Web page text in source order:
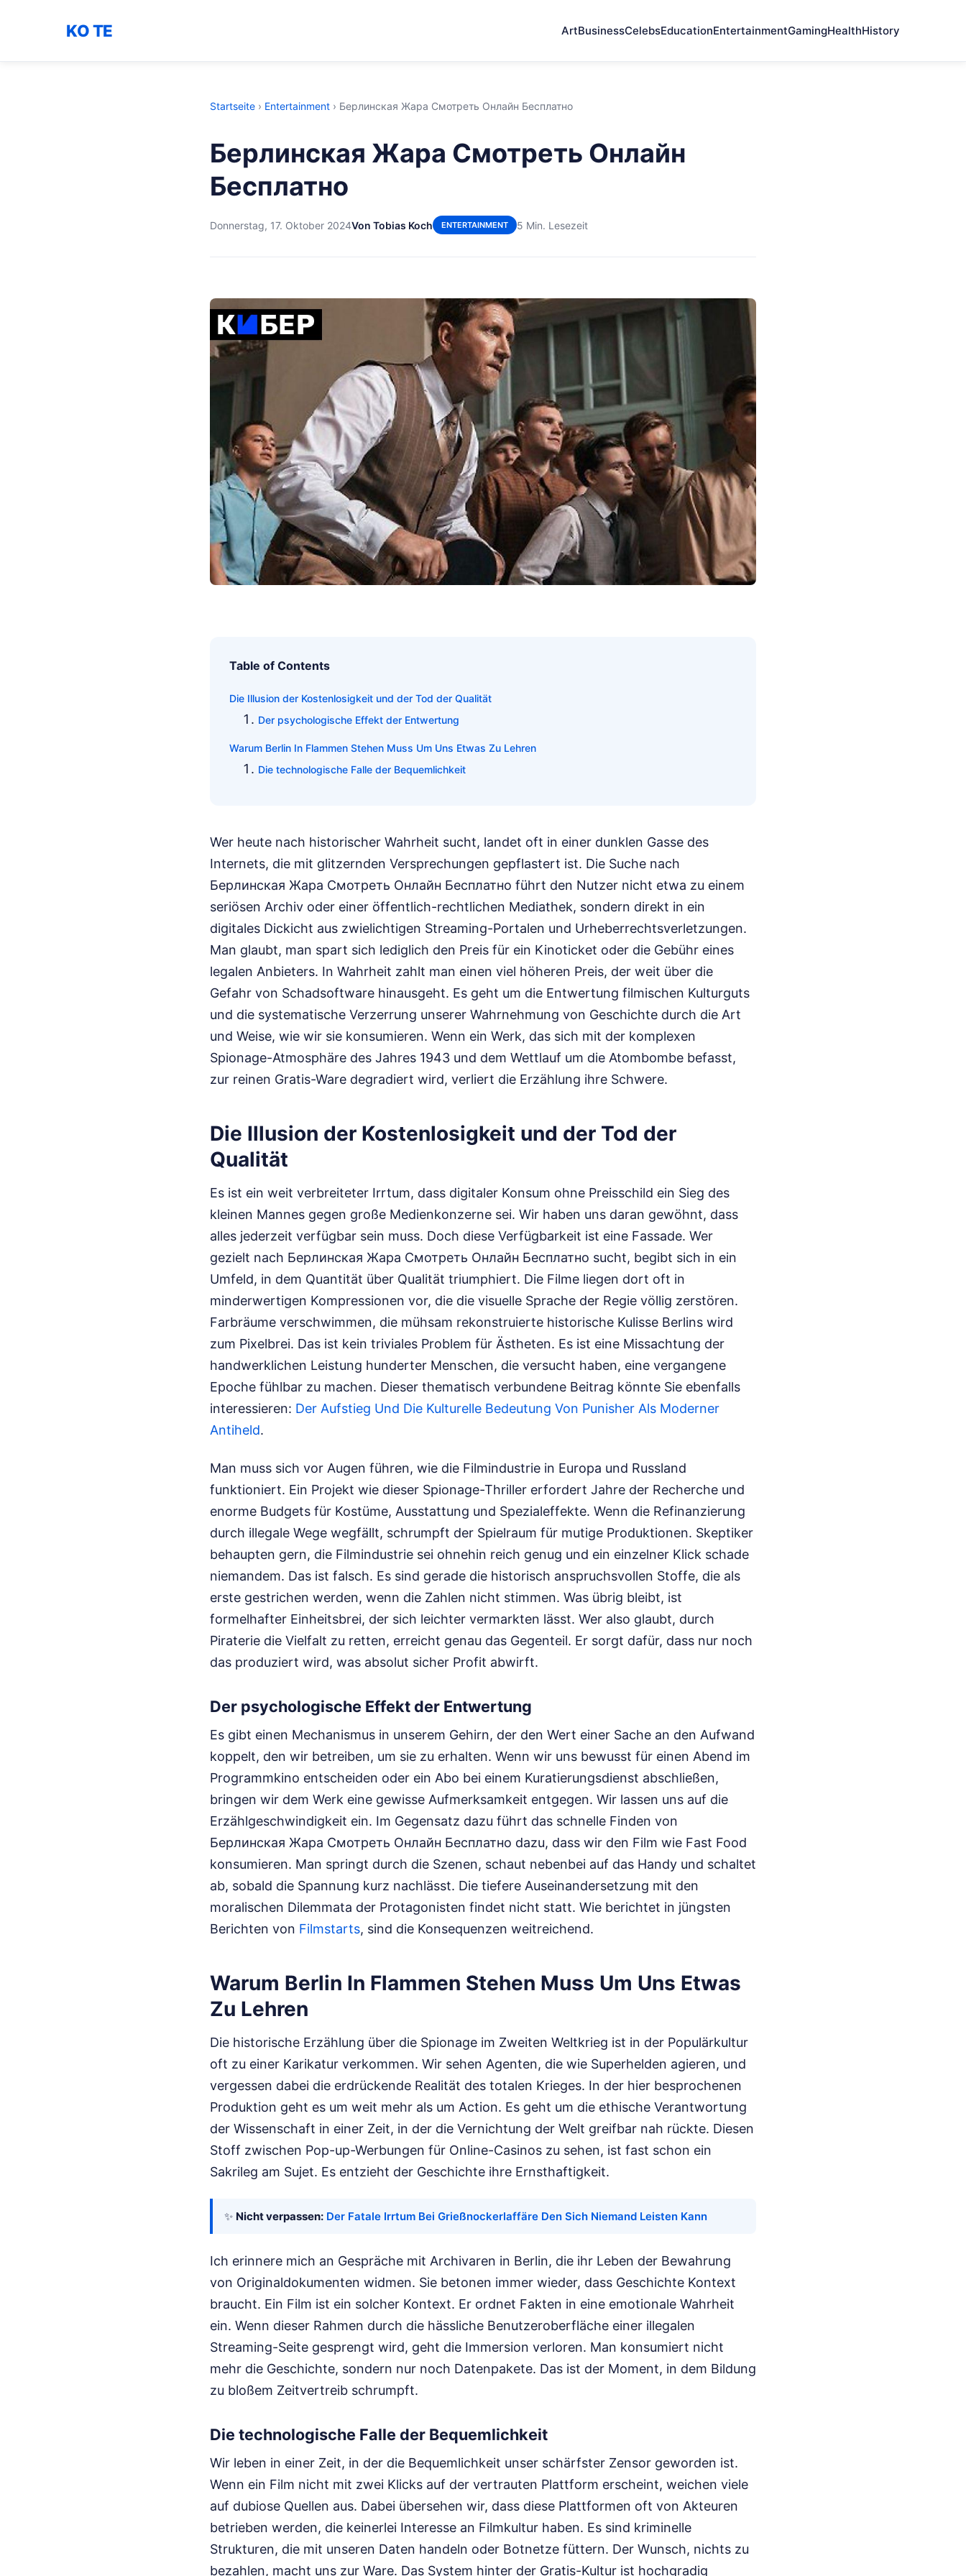
KO TE ArtBusinessCelebsEducationEntertainmentGamingHealthHistory
Startseite › Entertainment › Берлинская Жара Смотреть Онлайн Бесплатно
Берлинская Жара Смотреть Онлайн
Бесплатно
Donnerstag, 17. Oktober 2024Von Tobias Koch ENTERTAINMENT 5 Min. Lesezeit
Table of Contents
Die Illusion der Kostenlosigkeit und der Tod der Qualität
Der psychologische Effekt der Entwertung
Warum Berlin In Flammen Stehen Muss Um Uns Etwas Zu Lehren
Die technologische Falle der Bequemlichkeit
Wer heute nach historischer Wahrheit sucht, landet oft in einer dunklen Gasse des
Internets, die mit glitzernden Versprechungen gepflastert ist. Die Suche nach
Берлинская Жара Смотреть Онлайн Бесплатно führt den Nutzer nicht etwa zu einem
seriösen Archiv oder einer öffentlich-rechtlichen Mediathek, sondern direkt in ein
digitales Dickicht aus zwielichtigen Streaming-Portalen und Urheberrechtsverletzungen.
Man glaubt, man spart sich lediglich den Preis für ein Kinoticket oder die Gebühr eines
legalen Anbieters. In Wahrheit zahlt man einen viel höheren Preis, der weit über die
Gefahr von Schadsoftware hinausgeht. Es geht um die Entwertung filmischen Kulturguts
und die systematische Verzerrung unserer Wahrnehmung von Geschichte durch die Art
und Weise, wie wir sie konsumieren. Wenn ein Werk, das sich mit der komplexen
Spionage-Atmosphäre des Jahres 1943 und dem Wettlauf um die Atombombe befasst,
zur reinen Gratis-Ware degradiert wird, verliert die Erzählung ihre Schwere.
Die Illusion der Kostenlosigkeit und der Tod der
Qualität
Es ist ein weit verbreiteter Irrtum, dass digitaler Konsum ohne Preisschild ein Sieg des
kleinen Mannes gegen große Medienkonzerne sei. Wir haben uns daran gewöhnt, dass
alles jederzeit verfügbar sein muss. Doch diese Verfügbarkeit ist eine Fassade. Wer
gezielt nach Берлинская Жара Смотреть Онлайн Бесплатно sucht, begibt sich in ein
Umfeld, in dem Quantität über Qualität triumphiert. Die Filme liegen dort oft in
minderwertigen Kompressionen vor, die die visuelle Sprache der Regie völlig zerstören.
Farbräume verschwimmen, die mühsam rekonstruierte historische Kulisse Berlins wird
zum Pixelbrei. Das ist kein triviales Problem für Ästheten. Es ist eine Missachtung der
handwerklichen Leistung hunderter Menschen, die versucht haben, eine vergangene
Epoche fühlbar zu machen. Dieser thematisch verbundene Beitrag könnte Sie ebenfalls
interessieren: Der Aufstieg Und Die Kulturelle Bedeutung Von Punisher Als Moderner
Antiheld.
Man muss sich vor Augen führen, wie die Filmindustrie in Europa und Russland
funktioniert. Ein Projekt wie dieser Spionage-Thriller erfordert Jahre der Recherche und
enorme Budgets für Kostüme, Ausstattung und Spezialeffekte. Wenn die Refinanzierung
durch illegale Wege wegfällt, schrumpft der Spielraum für mutige Produktionen. Skeptiker
behaupten gern, die Filmindustrie sei ohnehin reich genug und ein einzelner Klick schade
niemandem. Das ist falsch. Es sind gerade die historisch anspruchsvollen Stoffe, die als
erste gestrichen werden, wenn die Zahlen nicht stimmen. Was übrig bleibt, ist
formelhafter Einheitsbrei, der sich leichter vermarkten lässt. Wer also glaubt, durch
Piraterie die Vielfalt zu retten, erreicht genau das Gegenteil. Er sorgt dafür, dass nur noch
das produziert wird, was absolut sicher Profit abwirft.
Der psychologische Effekt der Entwertung
Es gibt einen Mechanismus in unserem Gehirn, der den Wert einer Sache an den Aufwand
koppelt, den wir betreiben, um sie zu erhalten. Wenn wir uns bewusst für einen Abend im
Programmkino entscheiden oder ein Abo bei einem Kuratierungsdienst abschließen,
bringen wir dem Werk eine gewisse Aufmerksamkeit entgegen. Wir lassen uns auf die
Erzählgeschwindigkeit ein. Im Gegensatz dazu führt das schnelle Finden von
Берлинская Жара Смотреть Онлайн Бесплатно dazu, dass wir den Film wie Fast Food
konsumieren. Man springt durch die Szenen, schaut nebenbei auf das Handy und schaltet
ab, sobald die Spannung kurz nachlässt. Die tiefere Auseinandersetzung mit den
moralischen Dilemmata der Protagonisten findet nicht statt. Wie berichtet in jüngsten
Berichten von Filmstarts, sind die Konsequenzen weitreichend.
Warum Berlin In Flammen Stehen Muss Um Uns Etwas
Zu Lehren
Die historische Erzählung über die Spionage im Zweiten Weltkrieg ist in der Populärkultur
oft zu einer Karikatur verkommen. Wir sehen Agenten, die wie Superhelden agieren, und
vergessen dabei die erdrückende Realität des totalen Krieges. In der hier besprochenen
Produktion geht es um weit mehr als um Action. Es geht um die ethische Verantwortung
der Wissenschaft in einer Zeit, in der die Vernichtung der Welt greifbar nah rückte. Diesen
Stoff zwischen Pop-up-Werbungen für Online-Casinos zu sehen, ist fast schon ein
Sakrileg am Sujet. Es entzieht der Geschichte ihre Ernsthaftigkeit.
✨ Nicht verpassen: Der Fatale Irrtum Bei Grießnockerlaffäre Den Sich Niemand Leisten Kann
Ich erinnere mich an Gespräche mit Archivaren in Berlin, die ihr Leben der Bewahrung
von Originaldokumenten widmen. Sie betonen immer wieder, dass Geschichte Kontext
braucht. Ein Film ist ein solcher Kontext. Er ordnet Fakten in eine emotionale Wahrheit
ein. Wenn dieser Rahmen durch die hässliche Benutzeroberfläche einer illegalen
Streaming-Seite gesprengt wird, geht die Immersion verloren. Man konsumiert nicht
mehr die Geschichte, sondern nur noch Datenpakete. Das ist der Moment, in dem Bildung
zu bloßem Zeitvertreib schrumpft.
Die technologische Falle der Bequemlichkeit
Wir leben in einer Zeit, in der die Bequemlichkeit unser schärfster Zensor geworden ist.
Wenn ein Film nicht mit zwei Klicks auf der vertrauten Plattform erscheint, weichen viele
auf dubiose Quellen aus. Dabei übersehen wir, dass diese Plattformen oft von Akteuren
betrieben werden, die keinerlei Interesse an Filmkultur haben. Es sind kriminelle
Strukturen, die mit unseren Daten handeln oder Botnetze füttern. Der Wunsch, nichts zu
bezahlen, macht uns zur Ware. Das System hinter der Gratis-Kultur ist hochgradig